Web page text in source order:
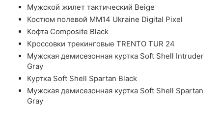
Мужской жилет тактический Beige
Костюм полевой ММ14 Ukraine Digital Pixel
Кофта Composite Black
Кроссовки трекинговые TRENTO TUR 24
Мужская демисезонная куртка Soft Shell Intruder
Gray
Куртка Soft Shell Spartan Black
Мужская демисезонная куртка Soft Shell Spartan
Gray